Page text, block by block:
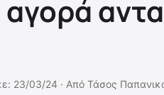
23/03/24 · Από Τάσος